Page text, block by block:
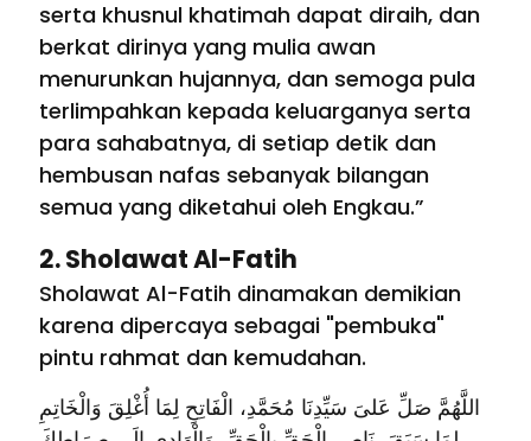
serta khusnul khatimah dapat diraih, dan
berkat dirinya yang mulia awan
menurunkan hujannya, dan semoga pula
terlimpahkan kepada keluarganya serta
para sahabatnya, di setiap detik dan
hembusan nafas sebanyak bilangan
semua yang diketahui oleh Engkau.”
2. Sholawat Al-Fatih
Sholawat Al-Fatih dinamakan demikian
karena dipercaya sebagai "pembuka"
pintu rahmat dan kemudahan.
اللَّهُمَّ صَلِّ عَلىَ سَيِّدِنَا مُحَمَّدِ، الْفَاتِحِ لِمَا أُغْلِقَ وَالْخَاتِمِ